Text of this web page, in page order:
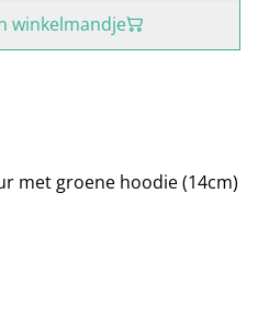
winkelmandje
met groene hoodie (14cm)